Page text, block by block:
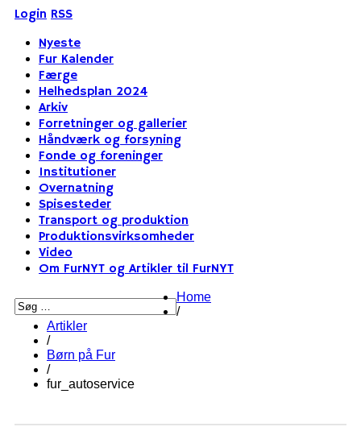
Login RSS
Nyeste
Fur Kalender
Færge
Helhedsplan 2024
Arkiv
Forretninger og gallerier
Håndværk og forsyning
Fonde og foreninger
Institutioner
Overnatning
Spisesteder
Transport og produktion
Produktionsvirksomheder
Video
Om FurNYT og Artikler til FurNYT
Home
/
Artikler
/
Børn på Fur
/
fur_autoservice